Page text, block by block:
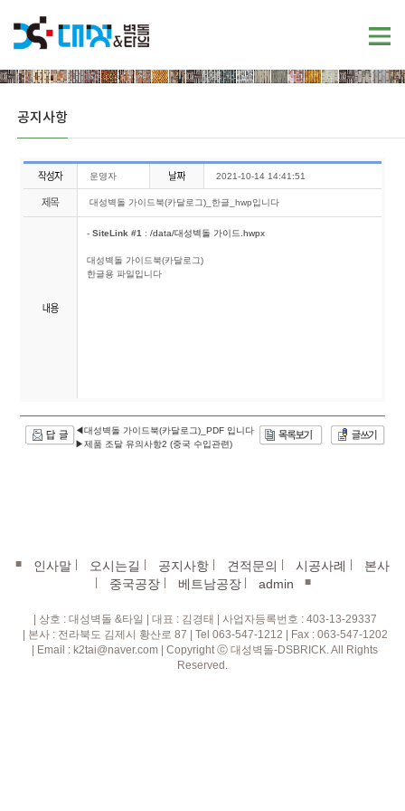
공지사항
운영자 2021-10-14 14:41:51
대성벽돌 가이드북(카달로그)_한글_hwp입니다
- SiteLink #1 : /data/대성벽돌 가이드.hwpx
대성벽돌 가이드북(카달로그)
한글용 파일입니다
◀대성벽돌 가이드북(카달로그)_PDF 입니다
▶제품 조달 유의사항2 (중국 수입관련)
■ 인사말 오시는길 공지사항 견적문의 시공사례 본사
중국공장 베트남공장| admin ■
| 상호 : 대성벽돌 &타일 | 대표 : 김경태 | 사업자등록번호 : 403-13-29337
| 본사 : 전라북도 김제시 황산로 87 | Tel 063-547-1212 | Fax : 063-547-1202
| Email : k2tai@naver.com | Copyright ⓒ 대성벽돌-DSBRICK. All Rights
Reserved.